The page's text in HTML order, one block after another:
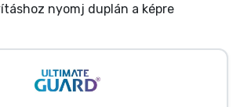
nyomj duplán a képre